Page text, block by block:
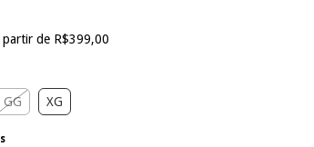
partir de R$399,00
GG XG